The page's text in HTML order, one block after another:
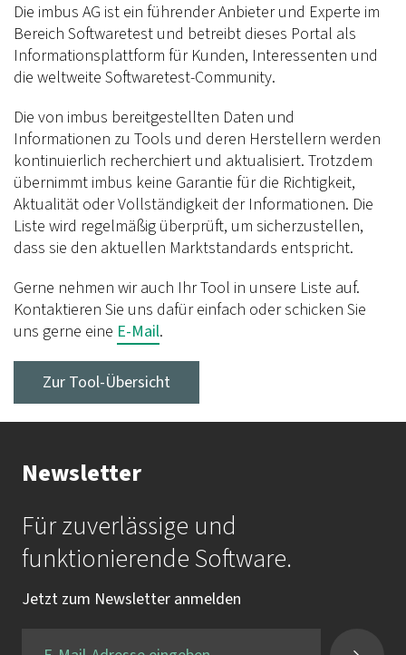
Die imbus AG ist ein führender Anbieter und Experte im
Bereich Softwaretest und betreibt dieses Portal als
Informationsplattform für Kunden, Interessenten und
die weltweite Softwaretest-Community.
Die von imbus bereitgestellten Daten und
Informationen zu Tools und deren Herstellern werden
kontinuierlich recherchiert und aktualisiert. Trotzdem
übernimmt imbus keine Garantie für die Richtigkeit,
Aktualität oder Vollständigkeit der Informationen. Die
Liste wird regelmäßig überprüft, um sicherzustellen,
dass sie den aktuellen Marktstandards entspricht.
Gerne nehmen wir auch Ihr Tool in unsere Liste auf.
Kontaktieren Sie uns dafür einfach oder schicken Sie
uns gerne eine E-Mail.
Zur Tool-Übersicht
Newsletter
Für zuverlässige und
funktionierende Software.
Jetzt zum Newsletter anmelden